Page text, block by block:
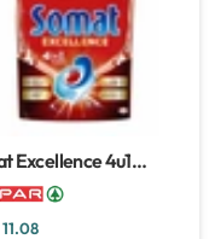
Excellence 4u1
ili gel za strojno
suđa60 tableta / 2 x